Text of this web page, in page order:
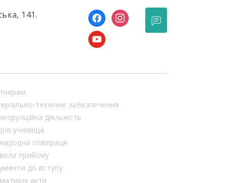
141.
facebookinstagram
youtube
технічне забезпечення
діяльність
училища
співпраця
прийому
до вступу
акти